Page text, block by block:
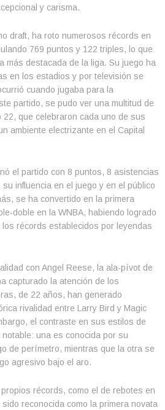
y carisma.
draft, ha roto numerosos récords en
769 puntos y 122 triples, lo que
más destacada de la liga. Su juego ha
en los estadios y por televisión se
cuando jugaba para la
partido, se pudo ver una multitud de
22, que celebraron cada uno de sus
ambiente electrizante en el Capital
el partido con 8 puntos, 8 asistencias
influencia en el juego y en el público
se ha convertido en la primera
doble en la WNBA, habiendo logrado
récords establecidos por leyendas
con Angel Reese, la ala-pívot de
capturado la atención de los
de 22 años, han generado
rivalidad entre Larry Bird y Magic
el contraste en sus estilos de
una es conocida por su
de perímetro, mientras que la otra se
agresivo bajo el aro.
récords, como el de rebotes en
reconocida como la primera novata